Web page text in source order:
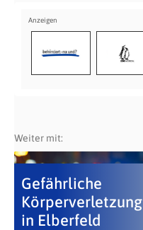
Weiter mit:
Gefährliche
Körperverletzung
in Elberfeld